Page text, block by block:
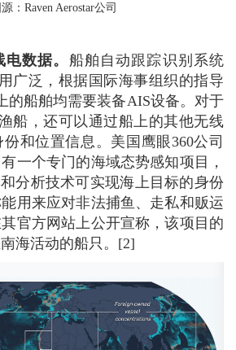
源：Raven Aerostar公司
数据。 船舶自动跟踪识别系统
广泛，根据国际海事组织的指导
的船舶均需要装备AIS设备。对于
船，还可以通过船上的其他无线
和位置信息。美国鹰眼360公司
一个专门的海域态势感知项目，
分析技术可实现海上目标的身份
用来应对非法捕鱼、走私和贩运
官方网站上公开宣称，该项目的
海活动的船只。[2]